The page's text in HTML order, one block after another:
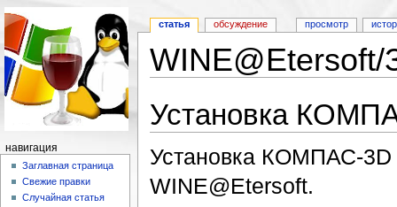
WINE@Etersoft/
Установка
Установка КОМПАС-
WINE@Etersoft.
статья обсуждение просмотр
навигация
Заглавная страница
Свежие правки
Случайная статья